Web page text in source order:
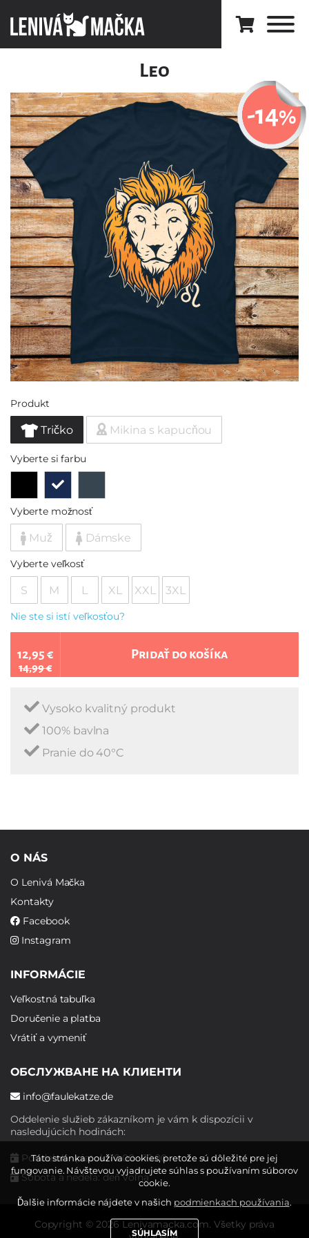
Leo
-14%
Produkt
Tričko Mikina s kapucňou
Vyberte si farbu
Vyberte možnosť
Muž Dámske
Vyberte veľkosť
S M L XL XXL 3XL
Nie ste si istí veľkosťou?
12,95 €
14,99 €
Pridať do košíka
Vysoko kvalitný produkt
100% bavlna
Pranie do 40°C
O NÁS
O Lenivá Mačka
Kontakty
Facebook
Instagram
INFORMÁCIE
Veľkostná tabuľka
Doručenie a platba
Vrátiť a vymeniť
ОБСЛУЖВАНЕ НА КЛИЕНТИ
info@faulekatze.de
Oddelenie služieb zákazníkom je vám k dispozícii v
nasledujúcich hodinách:
Pondelok - piatok: 10:00 - 19:00
Sobota a nedeľa: deň voľna
Copyright © 2026 Lenivamacka.com. Všetky práva
Táto stránka používa cookies, pretože sú dôležité pre jej
fungovanie. Návštevou vyjadrujete súhlas s používaním súborov
cookie.
Ďalšie informácie nájdete v našich podmienkach používania.
SÚHLASÍM